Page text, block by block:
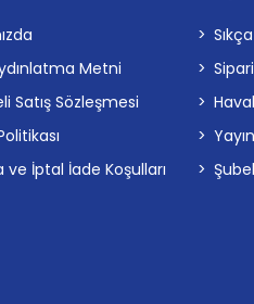
Metni
Satış Sözleşmesi
İptal İade Koşulları